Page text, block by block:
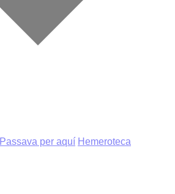
Passava per aquí Hemeroteca